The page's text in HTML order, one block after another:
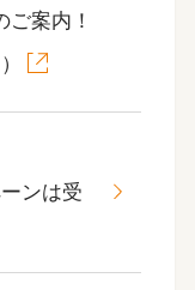
ご案内！
ンは受